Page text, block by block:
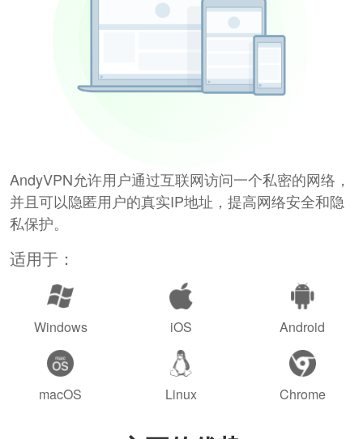
AndyVPN允许用户通过互联网访问一个私密的网络，
并且可以隐匿用户的真实IP地址，提高网络安全和隐
私保护。
适用于：
Windows iOS Android
macOS Linux Chrome